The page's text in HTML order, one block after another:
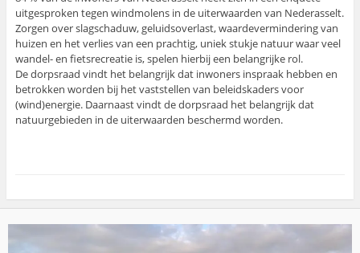
uitgesproken tegen windmolens in de uiterwaarden van Nederasselt.
Zorgen over slagschaduw, geluidsoverlast, waardevermindering van
huizen en het verlies van een prachtig, uniek stukje natuur waar veel
wandel- en fietsrecreatie is, spelen hierbij een belangrijke rol.
De dorpsraad vindt het belangrijk dat inwoners inspraak hebben en
betrokken worden bij het vaststellen van beleidskaders voor
(wind)energie. Daarnaast vindt de dorpsraad het belangrijk dat
natuurgebieden in de uiterwaarden beschermd worden.